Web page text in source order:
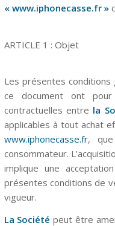
« www.iphonecasse.fr »
ARTICLE 1 : Objet
Les présentes
ce document ont
contractuelles entre la
applicables à tout achat
www.iphonecasse.fr, que
consommateur.
implique une
présentes conditions de
vigueur.
La Société peut être